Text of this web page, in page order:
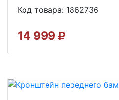
Код товара: 1862736
14 999